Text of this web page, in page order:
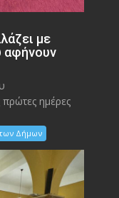
με
αφήνουν
πρώτες ημέρες
Δήμων